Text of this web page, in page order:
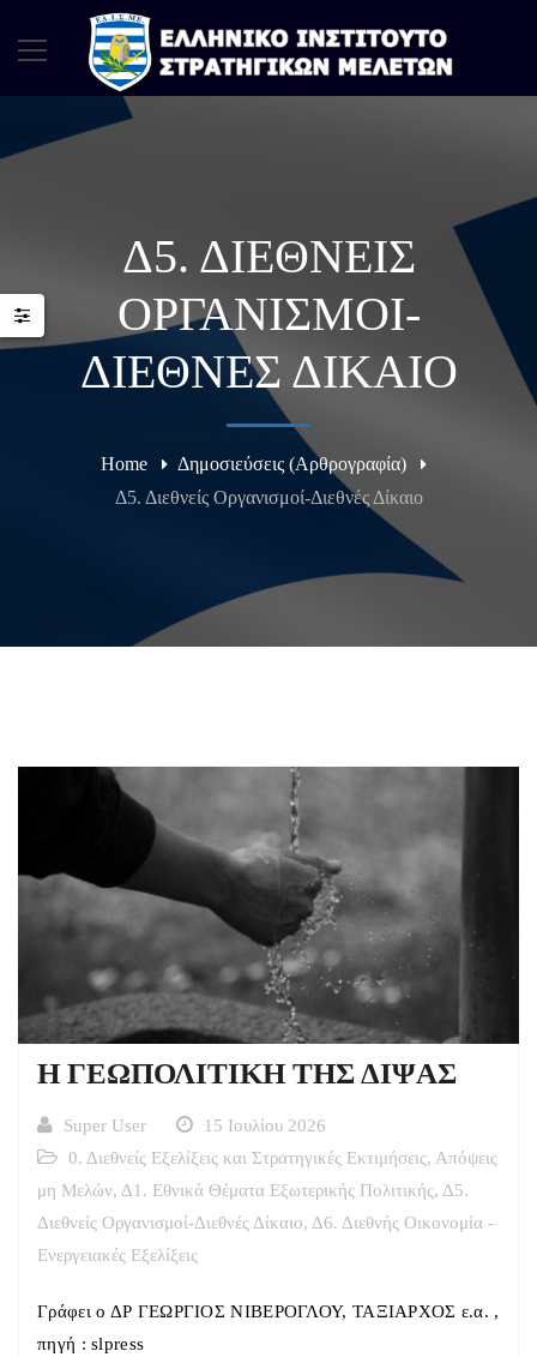
Δ5. ΔΙΕΘΝΕΊΣ
ΟΡΓΑΝΙΣΜΟΊ-
ΔΙΕΘΝΈΣ ΔΊΚΑΙΟ
Home
Δημοσιεύσεις (Αρθρογραφία)
Δ5. Διεθνείς Οργανισμοί-Διεθνές Δίκαιο
Η ΓΕΩΠΟΛΙΤΙΚΗ ΤΗΣ ΔΙΨΑΣ
Super User
15 Ιουλίου 2026
0. Διεθνείς Εξελίξεις και Στρατηγικές Εκτιμήσεις, Απόψεις
μη Μελών, Δ1. Εθνικά Θέματα Εξωτερικής Πολιτικής, Δ5.
Διεθνείς Οργανισμοί-Διεθνές Δίκαιο, Δ6. Διεθνής Οικονομία -
Ενεργειακές Εξελίξεις
Γράφει ο ΔΡ ΓΕΩΡΓΙΟΣ ΝΙΒΕΡΟΓΛΟΥ, ΤΑΞΙΑΡΧΟΣ ε.α. ,
πηγή : slpress